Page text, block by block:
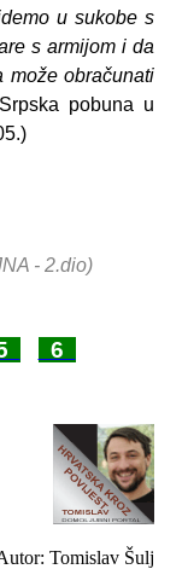
u sukobe s
s armijom i da
može obračunati
pobuna u
- 2.dio)
6
Tomislav Šulj